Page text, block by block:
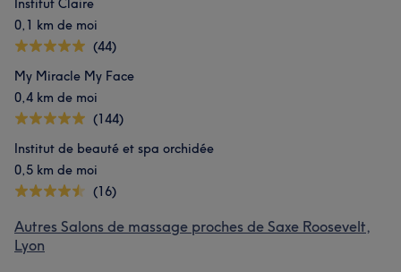
Institut Claire
0,1 km de moi
(44)
My Miracle My Face
0,4 km de moi
(144)
Institut de beauté et spa orchidée
0,5 km de moi
(16)
Autres Salons de massage proches de Saxe Roosevelt,
Lyon